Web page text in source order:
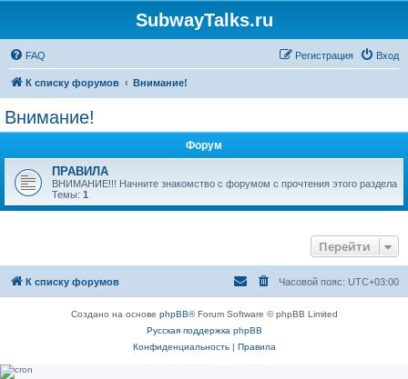
SubwayTalks.ru
FAQ Вход
Регистрация
К списку форумов Внимание!
Внимание!
Форум
ПРАВИЛА
ВНИМАНИЕ!!! Начните знакомство с форумом с прочтения этого раздела
Темы: 1
Перейти
К списку форумов Часовой пояс: UTC+03:00
Создано на основе phpBB® Forum Software © phpBB Limited
Русская поддержка phpBB
Конфиденциальность| Правила